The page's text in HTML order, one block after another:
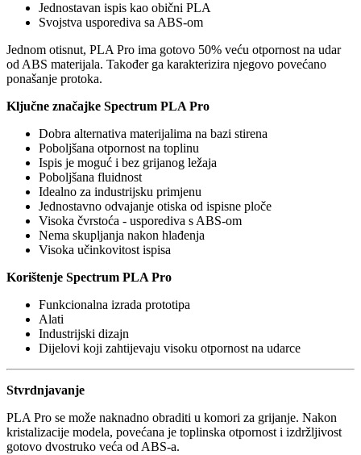
Jednostavan ispis kao obični PLA
Svojstva usporediva sa ABS-om
Jednom otisnut, PLA Pro ima gotovo 50% veću otpornost na udar
od ABS materijala. Također ga karakterizira njegovo povećano
ponašanje protoka.
Ključne značajke Spectrum PLA Pro
Dobra alternativa materijalima na bazi stirena
Poboljšana otpornost na toplinu
Ispis je moguć i bez grijanog ležaja
Poboljšana fluidnost
Idealno za industrijsku primjenu
Jednostavno odvajanje otiska od ispisne ploče
Visoka čvrstoća - usporediva s ABS-om
Nema skupljanja nakon hlađenja
Visoka učinkovitost ispisa
Korištenje Spectrum PLA Pro
Funkcionalna izrada prototipa
Alati
Industrijski dizajn
Dijelovi koji zahtijevaju visoku otpornost na udarce
Stvrdnjavanje
PLA Pro se može naknadno obraditi u komori za grijanje. Nakon
kristalizacije modela, povećana je toplinska otpornost i izdržljivost
gotovo dvostruko veća od ABS-a.